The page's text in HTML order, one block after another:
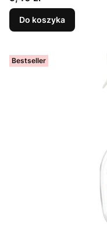
Do koszyka
Bestseller